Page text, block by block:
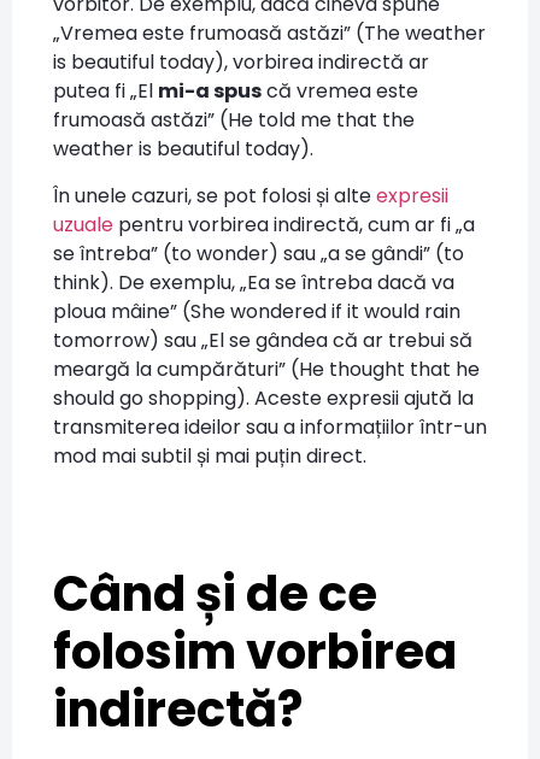
„Vremea este frumoasă astăzi” (The weather
is beautiful today), vorbirea indirectă ar
putea fi „El mi-a spuscă vremea este
frumoasă astăzi” (He told me that the
weather is beautiful today).
În unele cazuri, se pot folosi și alteexpresii
uzuale pentru vorbirea indirectă, cum ar fi „a
se întreba” (to wonder) sau „a se gândi” (to
think). De exemplu, „Ea se întreba dacă va
ploua mâine” (She wondered if it would rain
tomorrow) sau „El se gândea că ar trebui să
meargă la cumpărături” (He thought that he
should go shopping). Aceste expresii ajută la
transmiterea ideilor sau a informațiilor într-un
mod mai subtil și mai puțin direct.
Când și de ce
folosim vorbirea
indirectă?